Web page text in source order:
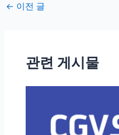
포
← 이전 글
관련 게시물